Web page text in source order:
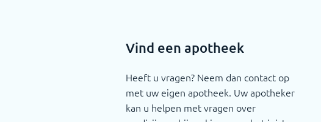
Vind een apotheek
Heeft u vragen? Neem dan contact op
met uw eigen apotheek. Uw apotheker
kan u helpen met vragen over